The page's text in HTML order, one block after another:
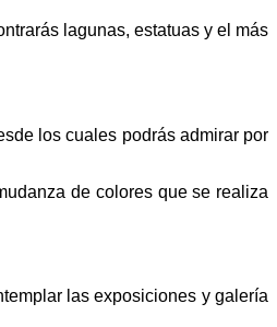
lagunas, estatuas y el más
los cuales podrás admirar por
de colores que se realiza
las exposiciones y galería